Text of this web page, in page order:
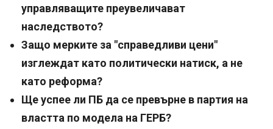
управляващите преувеличават
наследството?
Защо мерките за "справедливи цени"
изглеждат като политически натиск, а не
като реформа?
Ще успее ли ПБ да се превърне в партия на
властта по модела на ГЕРБ?